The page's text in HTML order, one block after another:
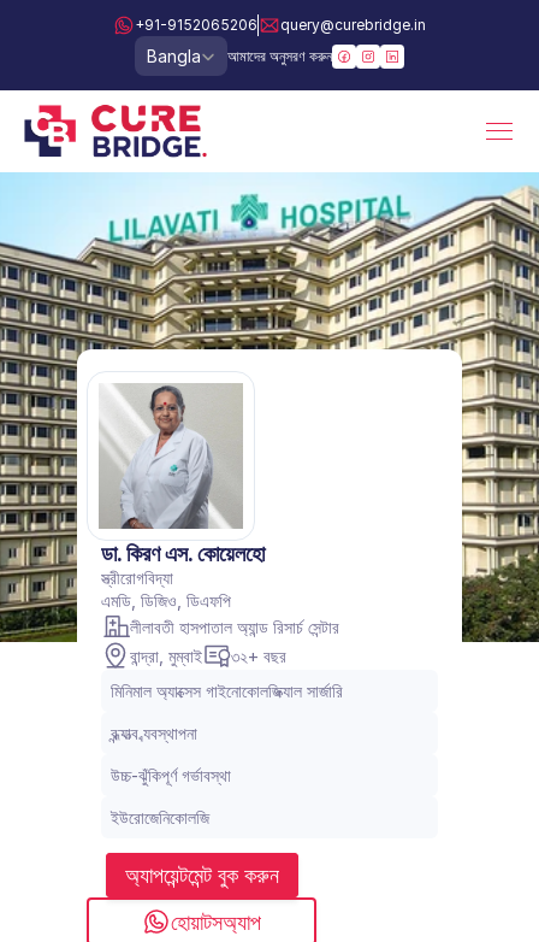
+91-9152065206 query@curebridge.in
Select Language
Bangla আমাদের অনুসরণ করুন
ডা. কিরণ এস. কোয়েলহো
স্ত্রীরোগবিদ্যা
এমডি, ডিজিও, ডিএফপি
লীলাবতী হাসপাতাল অ্যান্ড রিসার্চ সেন্টার
বান্দ্রা, মুম্বাই
৩২+ বছর
মিনিমাল অ্যাক্সেস গাইনোকোলজিক্যাল সার্জারি
বন্ধ্যাত্ব ব্যবস্থাপনা
উচ্চ-ঝুঁকিপূর্ণ গর্ভাবস্থা
ইউরোজেনিকোলজি
অ্যাপয়েন্টমেন্ট বুক করুন
হোয়াটসঅ্যাপ